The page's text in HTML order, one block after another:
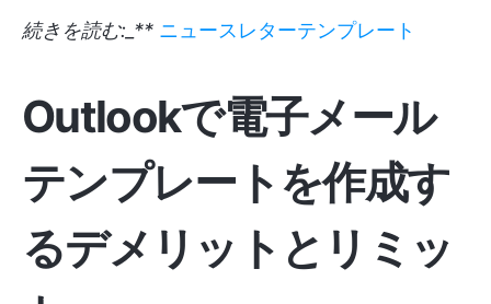
続きを読む:_** ニュースレターテンプレート
Outlookで電子メール
テンプレートを作成す
るデメリットとリミッ